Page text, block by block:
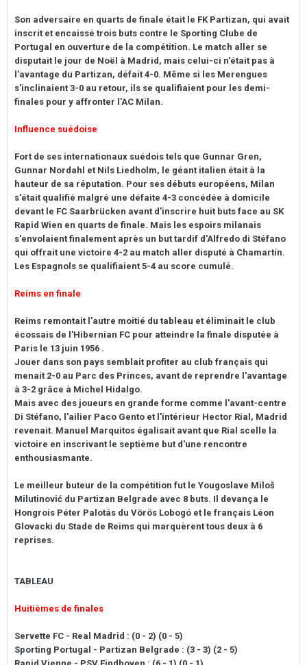
Son adversaire en quarts de finale était le FK Partizan, qui avait
inscrit et encaissé trois buts contre le Sporting Clube de
Portugal en ouverture de la compétition. Le match aller se
disputait le jour de Noël à Madrid, mais celui-ci n'était pas à
l'avantage du Partizan, défait 4-0. Même si les Merengues
s'inclinaient 3-0 au retour, ils se qualifiaient pour les demi-
finales pour y affronter l'AC Milan.
Influence suédoise
Fort de ses internationaux suédois tels que Gunnar Gren,
Gunnar Nordahl et Nils Liedholm, le géant italien était à la
hauteur de sa réputation. Pour ses débuts européens, Milan
s'était qualifié malgré une défaite 4-3 concédée à domicile
devant le FC Saarbrücken avant d'inscrire huit buts face au SK
Rapid Wien en quarts de finale. Mais les espoirs milanais
s'envolaient finalement après un but tardif d'Alfredo di Stéfano
qui offrait une victoire 4-2 au match aller disputé à Chamartín.
Les Espagnols se qualifiaient 5-4 au score cumulé.
Reims en finale
Reims remontait l'autre moitié du tableau et éliminait le club
écossais de l'Hibernian FC pour atteindre la finale disputée à
Paris le 13 juin 1956 .
Jouer dans son pays semblait profiter au club français qui
menait 2-0 au Parc des Princes, avant de reprendre l'avantage
à 3-2 grâce à Michel Hidalgo.
Mais avec des joueurs en grande forme comme l'avant-centre
Di Stéfano, l'ailier Paco Gento et l'intérieur Hector Rial, Madrid
revenait. Manuel Marquitos égalisait avant que Rial scelle la
victoire en inscrivant le septième but d'une rencontre
enthousiasmante.
Le meilleur buteur de la compétition fut le Yougoslave Miloš
Milutinović du Partizan Belgrade avec 8 buts. Il devança le
Hongrois Péter Palotás du Vörös Lobogó et le français Léon
Glovacki du Stade de Reims qui marquèrent tous deux à 6
reprises.
TABLEAU
Huitièmes de finales
Servette FC - Real Madrid : (0 - 2) (0 - 5)
Sporting Portugal - Partizan Belgrade : (3 - 3) (2 - 5)